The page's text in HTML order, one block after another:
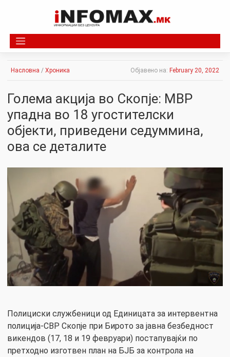
Насловна / Хроника Објавено на: February 20, 2022
Голема акција во Скопје: МВР
упадна во 18 угостителски
објекти, привeдени седуммина,
ова се деталите
Полициски службеници од Единицата за интервентна
полиција-СВР Скопје при Бирото за јавна безбедност
викендов (17, 18 и 19 февруари) постапувајќи по
претходно изготвен план на БЈБ за контрола на